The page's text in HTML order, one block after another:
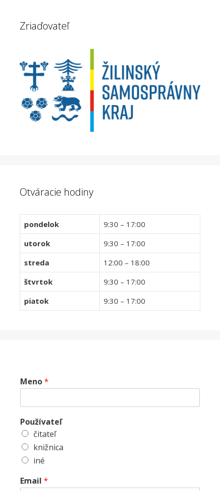
Zriaďovateľ
Otváracie hodiny
pondelok
9:30 – 17:00
utorok
9:30 – 17:00
streda
12:00 – 18:00
štvrtok
9:30 – 17:00
piatok
9:30 – 17:00
Meno*
Používateľ
čitateľ
knižnica
iné
Email *